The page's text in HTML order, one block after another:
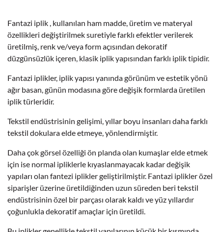
Fantazi iplik , kullanılan ham madde, üretim ve materyal
özellikleri değiştirilmek suretiyle farklı efektler verilerek
üretilmiş, renk ve/veya form açısından dekoratif
düzgünsüzlük içeren, klasik iplik yapısından farklı iplik tipidir.
Fantazi iplikler, iplik yapısı yanında görünüm ve estetik yönü
ağır basan, günün modasına göre değişik formlarda üretilen
iplik türleridir.
Tekstil endüstrisinin gelişimi, yıllar boyu insanları daha farklı
tekstil dokulara elde etmeye, yönlendirmiştir.
Daha çok görsel özelliği ön planda olan kumaşlar elde etmek
için ise normal ipliklerle kıyaslanmayacak kadar değişik
yapıları olan fantezi iplikler geliştirilmiştir. Fantazi iplikler özel
siparişler üzerine üretildiğinden uzun süreden beri tekstil
endüstrisinin özel bir parçası olarak kaldı ve yüz yıllardır
çoğunlukla dekoratif amaçlar için üretildi.